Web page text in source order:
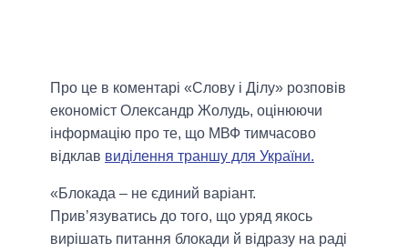
Про це в коментарі «Слову і Ділу» розповів
економіст Олександр Жолудь, оцінюючи
інформацію про те, що МВФ тимчасово
відклав виділення траншу для України.
«Блокада – не єдиний варіант.
Прив’язуватись до того, що уряд якось
вирішать питання блокади й відразу на раді